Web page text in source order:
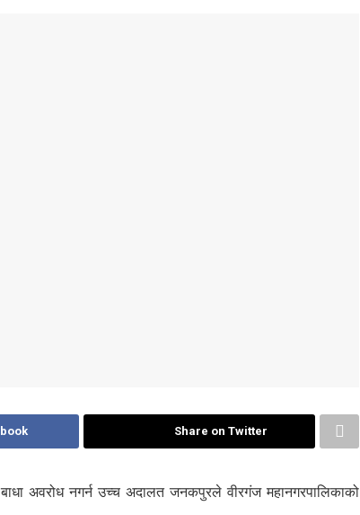
Share on Twitter
अवरोध नगर्न उच्च अदालत जनकपुरले वीरगंज महानगरपालिकाको